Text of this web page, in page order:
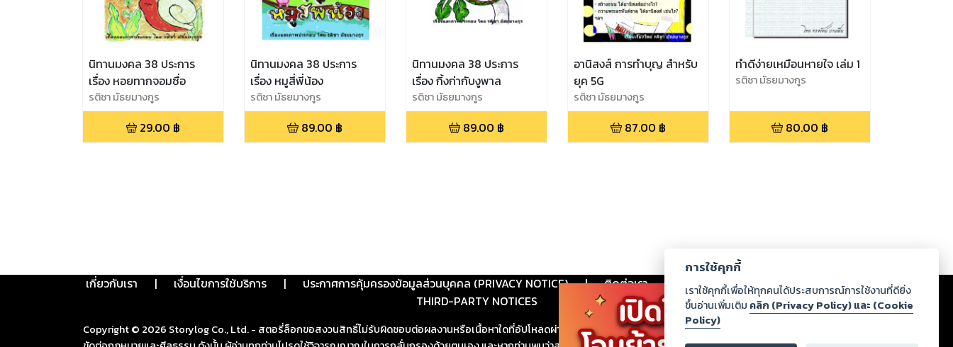
นิทานมงคล 38 ประการ
เรื่อง หอยทากจอมซื่อ
รติชา มัธยมางกูร
29.00 ฿
นิทานมงคล 38 ประการ
เรื่อง หมูสี่พี่น้อง
รติชา มัธยมางกูร
89.00 ฿
นิทานมงคล 38 ประการ
เรื่อง กิ้งก่ากับงูพาล
รติชา มัธยมางกูร
89.00 ฿
อานิสงส์ การทำบุญ สำหรับ
ยุค 5G
รติชา มัธยมางกูร
87.00 ฿
ทำดีง่ายเหมือนหายใจ เล่ม 1
รติชา มัธยมางกูร
80.00 ฿
เกี่ยวกับเรา | เงื่อนไขการใช้บริการ | ประกาศการคุ้มครองข้อมูลส่วนบุคคล (PRIVACY NOTICE) | ติดต่อเรา ร่วมงานกับเรา ดาวน์โหลด
THIRD-PARTY NOTICES
Copyright © 2026 Storylog Co., Ltd. - สตอรี่ล็อกขอสงวนสิทธิ์ไม่รับผิดชอบต่อผลงานหรือเนื้อหาใดที่อัปโหลดผ่านเว็บไซต์และปรากฏว่าละเมิดสิทธิในทรัพย์สินทางปัญญาของบุคคลอื่นหรือ
การใช้คุกกี้
เราใช้คุกกี้เพื่อให้ทุกคนได้ประสบการณ์การใช้งานที่ดียิ่ง
ขึ้นอ่านเพิ่มเติม คลิก (Privacy Policy) และ (Cookie
Policy)